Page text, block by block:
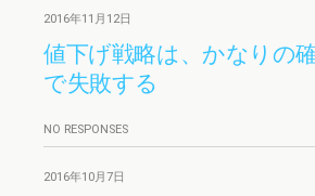
2016年11月12日
値下げ戦略は、かなりの
で失敗する
NO RESPONSES
2016年10月7日